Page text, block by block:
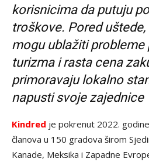
korisnicima da putuju
troškove. Pored
mogu ublažiti probleme
turizma i rasta cena
primoravaju lokalno
napusti svoje zajednice
Kindred je pokrenut 2022.
članova u 150 gradova širom
Kanade, Meksika i Zapadne